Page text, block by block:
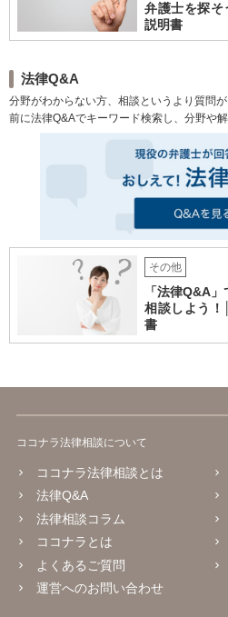
弁護士を探そ
説明書
法律Q&A
分野がわからない方、相談というより質問
前に法律Q&Aでキーワード検索し、分野や
その他
「法律Q&A
相談しよう！
書
ココナラ法律相談について
ココナラ法律相談とは
法律Q&A
法律相談コラム
ココナラとは
よくあるご質問
運営へのお問い合わせ